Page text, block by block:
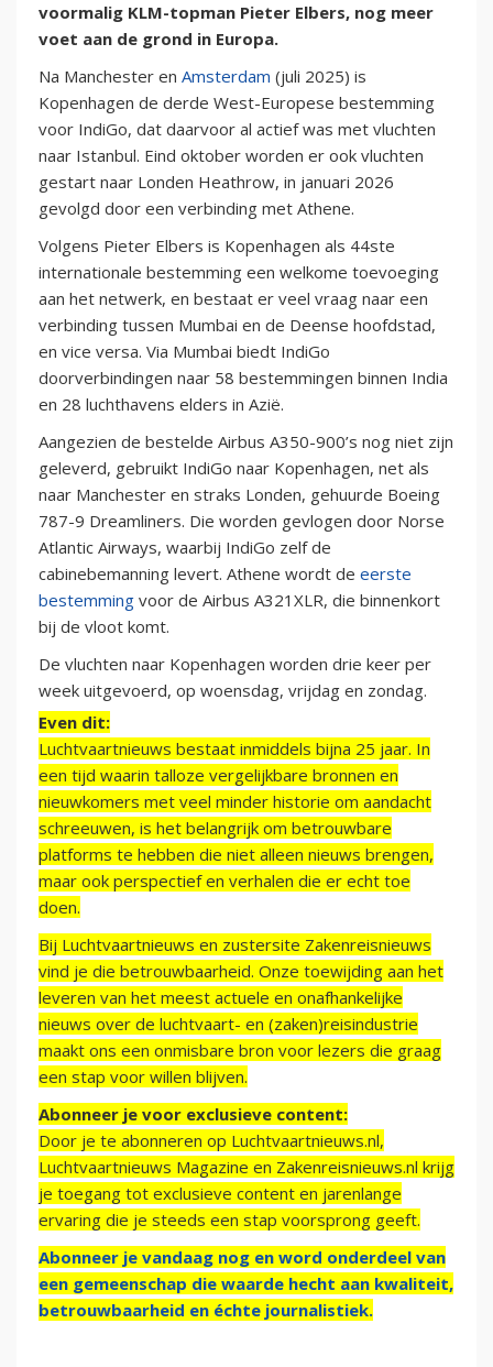
voormalig KLM-topman Pieter Elbers, nog meer
voet aan de grond in Europa.
Na Manchester en Amsterdam (juli 2025) is
Kopenhagen de derde West-Europese bestemming
voor IndiGo, dat daarvoor al actief was met vluchten
naar Istanbul. Eind oktober worden er ook vluchten
gestart naar Londen Heathrow, in januari 2026
gevolgd door een verbinding met Athene.
Volgens Pieter Elbers is Kopenhagen als 44ste
internationale bestemming een welkome toevoeging
aan het netwerk, en bestaat er veel vraag naar een
verbinding tussen Mumbai en de Deense hoofdstad,
en vice versa. Via Mumbai biedt IndiGo
doorverbindingen naar 58 bestemmingen binnen India
en 28 luchthavens elders in Azië.
Aangezien de bestelde Airbus A350-900’s nog niet zijn
geleverd, gebruikt IndiGo naar Kopenhagen, net als
naar Manchester en straks Londen, gehuurde Boeing
787-9 Dreamliners. Die worden gevlogen door Norse
Atlantic Airways, waarbij IndiGo zelf de
cabinebemanning levert. Athene wordt de eerste
bestemming voor de Airbus A321XLR, die binnenkort
bij de vloot komt.
De vluchten naar Kopenhagen worden drie keer per
week uitgevoerd, op woensdag, vrijdag en zondag.
Even dit:
Luchtvaartnieuws bestaat inmiddels bijna 25 jaar. In
een tijd waarin talloze vergelijkbare bronnen en
nieuwkomers met veel minder historie om aandacht
schreeuwen, is het belangrijk om betrouwbare
platforms te hebben die niet alleen nieuws brengen,
maar ook perspectief en verhalen die er echt toe
doen.
Bij Luchtvaartnieuws en zustersite Zakenreisnieuws
vind je die betrouwbaarheid. Onze toewijding aan het
leveren van het meest actuele en onafhankelijke
nieuws over de luchtvaart- en (zaken)reisindustrie
maakt ons een onmisbare bron voor lezers die graag
een stap voor willen blijven.
Abonneer je voor exclusieve content:
Door je te abonneren op Luchtvaartnieuws.nl,
Luchtvaartnieuws Magazine en Zakenreisnieuws.nl krijg
je toegang tot exclusieve content en jarenlange
ervaring die je steeds een stap voorsprong geeft.
Abonneer je vandaag nog en word onderdeel van
een gemeenschap die waarde hecht aan kwaliteit,
betrouwbaarheid en échte journalistiek.